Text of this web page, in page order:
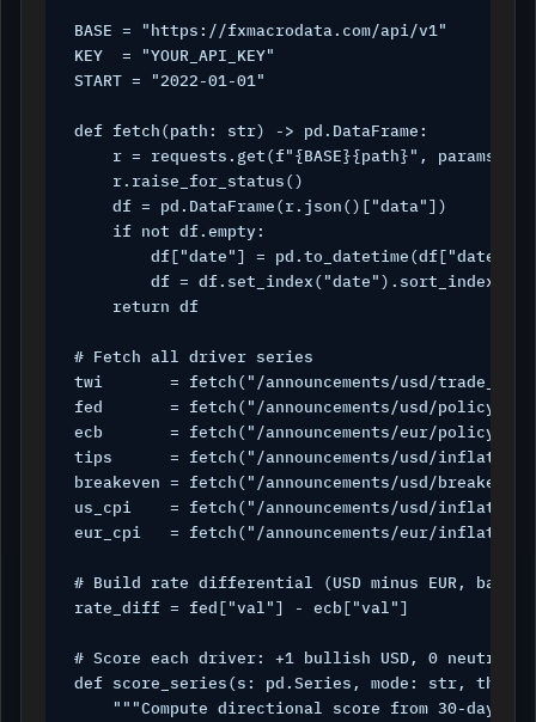
BASE = "https://fxmacrodata.com/api/v1"
KEY  = "YOUR_API_KEY"
START = "2022-01-01"
def fetch(path: str) -> pd.DataFrame:
r = requests.get(f"{BASE}{path}",
    r.raise_for_status()
    df = pd.DataFrame(r.json()["data"])
    if not df.empty:
        df["date"] = pd.to_datetime(df["date"])
        df = df.set_index("date").sort_index()
    return df
# Fetch all driver series
twi       = fetch("/announcements/usd/
fed       = fetch("/announcements/usd/
ecb       = fetch("/announcements/eur/
tips      = fetch("/announcements/usd/
breakeven = fetch("/announcements/usd/
us_cpi    = fetch("/announcements/usd/
eur_cpi   = fetch("/announcements/eur/
# Build rate differential (USD minus EUR, basis
rate_diff = fed["val"] - ecb["val"]
# Score each driver: +1 bullish USD, 0 neutral, -
def score_series(s: pd.Series, mode: str,
"""Compute directional score from 30-day